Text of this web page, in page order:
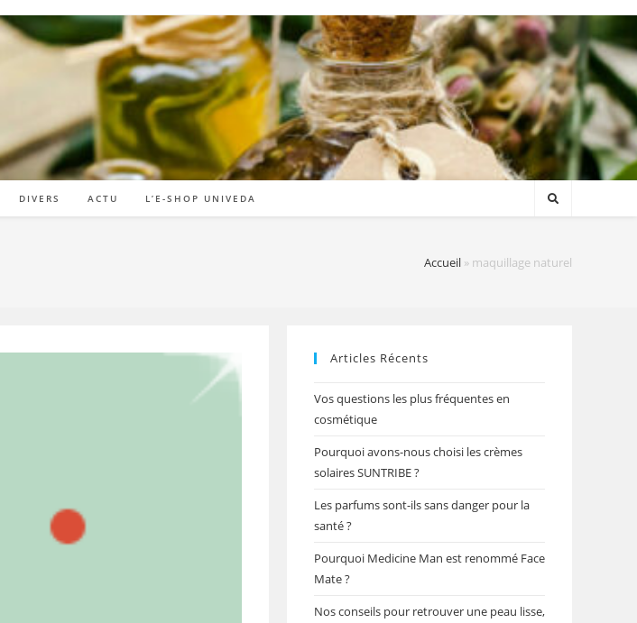
DIVERS ACTU L’E-SHOP UNIVEDA
Accueil » maquillage naturel
Articles Récents
Vos questions les plus fréquentes en
cosmétique
Pourquoi avons-nous choisi les crèmes
solaires SUNTRIBE ?
Les parfums sont-ils sans danger pour la
santé ?
Pourquoi Medicine Man est renommé Face
Mate ?
Nos conseils pour retrouver une peau lisse,